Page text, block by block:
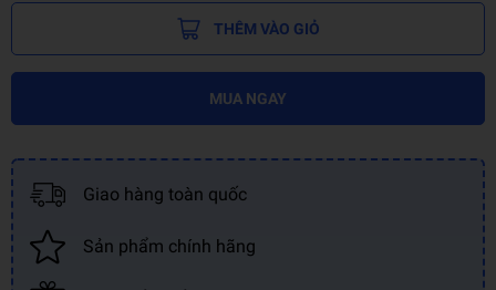
THÊM VÀO GIỎ
MUA NGAY
Giao hàng toàn quốc
Sản phẩm chính hãng